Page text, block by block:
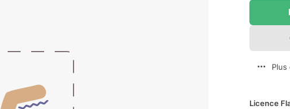
Plus
Licence